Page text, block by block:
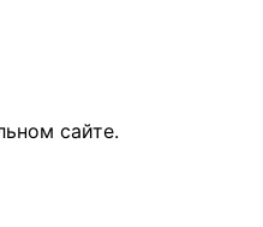
сайте.